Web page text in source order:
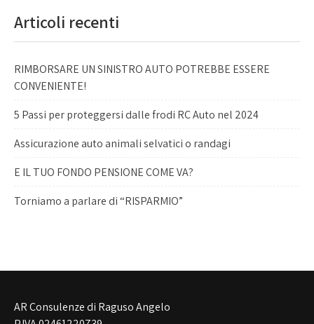
Articoli recenti
RIMBORSARE UN SINISTRO AUTO POTREBBE ESSERE
CONVENIENTE!
5 Passi per proteggersi dalle frodi RC Auto nel 2024
Assicurazione auto animali selvatici o randagi
E IL TUO FONDO PENSIONE COME VA?
Torniamo a parlare di “RISPARMIO”
AR Consulenze di Raguso Angelo